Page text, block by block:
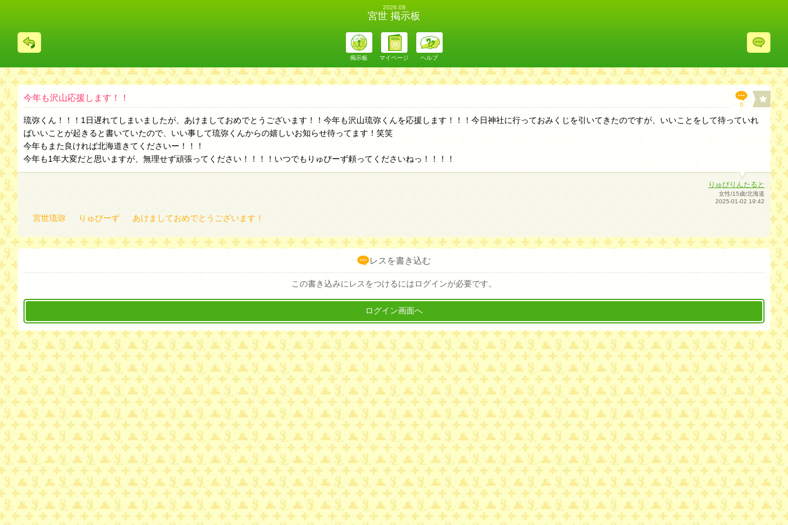
2026.08
宮世 掲示板
る
ス
投
欄
へ
掲示板 マイページ ヘルプ
0
今年も沢山応援します！！
琉弥くん！！！1日遅れてしまいましたが、あけましておめでとうございます！！今年も沢山琉弥くんを応援します！！！今日神社に行っておみくじを引いてきたのですが、いいことをして待っていれ
ばいいことが起きると書いていたので、いい事して琉弥くんからの嬉しいお知らせ待ってます！笑笑
今年もまた良ければ北海道きてくださいー！！！
今年も1年大変だと思いますが、無理せず頑張ってください！！！！いつでもりゅびーず頼ってくださいねっ！！！！
りゅびりんたると
女性/15歳/北海道
2025-01-02 19:42
宮世琉弥 りゅびーず あけましておめでとうございます！
レスを書き込む
この書き込みにレスをつけるにはログインが必要です。
ログイン画面へ